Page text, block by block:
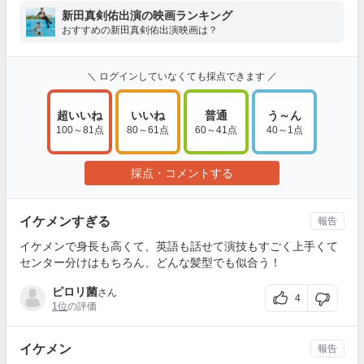
新田真剣佑出演の映画ランキング
おすすめの新田真剣佑出演映画は？
＼ ログインしていなくても採点できます ／
超いいね
100～81点
いいね
80～61点
普通
60～41点
う～ん
40～1点
採点・コメントする
イケメンすぎる
イケメンで身長も高くて、英語も話せて演技もすごく上手くて
センター分けはもちろん、どんな髪型でも似合う！
ピロリ菌さん
1位の評価
4
報告
イケメン 報告